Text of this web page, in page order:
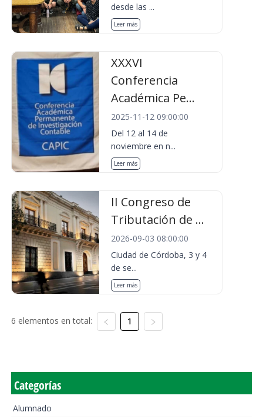
desde las ...
Leer más
XXXVI
Conferencia
Académica Pe...
2025-11-12 09:00:00
Del 12 al 14 de
noviembre en n...
Leer más
II Congreso de
Tributación de ...
2026-09-03 08:00:00
Ciudad de Córdoba, 3 y 4
de se...
Leer más
6 elementos en total: 1
Categorías
Alumnado